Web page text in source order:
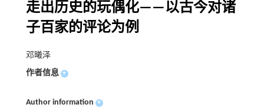
走出历史的玩偶化——以古今对诸
子百家的评论为例
邓曦泽
作者信息 +
Author information +